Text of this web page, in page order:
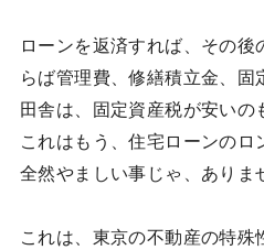
ローンを返済すれば、その
らば管理費、修繕積立金、固
田舎は、固定資産税が安いの
これはもう、住宅ローンのロ
全然やましい事じゃ、ありま
これは、東京の不動産の特